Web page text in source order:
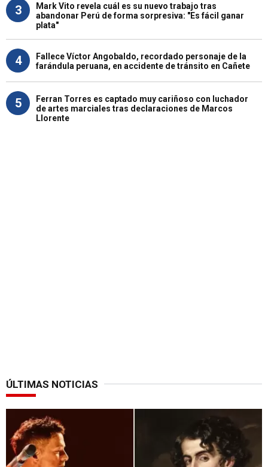
3
Mark Vito revela cuál es su nuevo trabajo tras
abandonar Perú de forma sorpresiva: "Es fácil ganar
plata"
4
Fallece Víctor Angobaldo, recordado personaje de la
farándula peruana, en accidente de tránsito en Cañete
5
Ferran Torres es captado muy cariñoso con luchador
de artes marciales tras declaraciones de Marcos
Llorente
ÚLTIMAS NOTICIAS